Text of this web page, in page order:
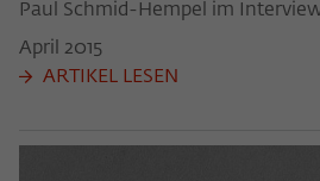
Paul Schmid-Hempel im
April 2015
ARTIKEL LESEN